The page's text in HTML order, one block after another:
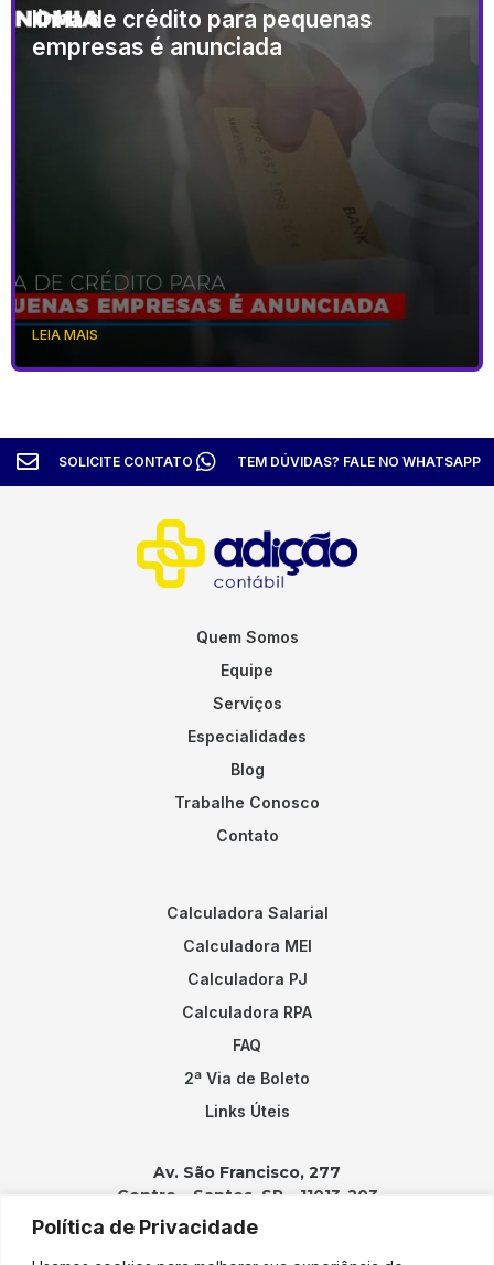
Política de Privacidade
linha de crédito para pequenas
empresas é anunciada
LEIA MAIS
SOLICITE CONTATO TEM DÚVIDAS? FALE NO WHATSAPP
Quem Somos
Equipe
Serviços
Especialidades
Blog
Trabalhe Conosco
Contato
Calculadora Salarial
Calculadora MEI
Calculadora PJ
Calculadora RPA
FAQ
2ª Via de Boleto
Links Úteis
Av. São Francisco, 277
Centro – Santos, SP – 11013-203
Contatos: